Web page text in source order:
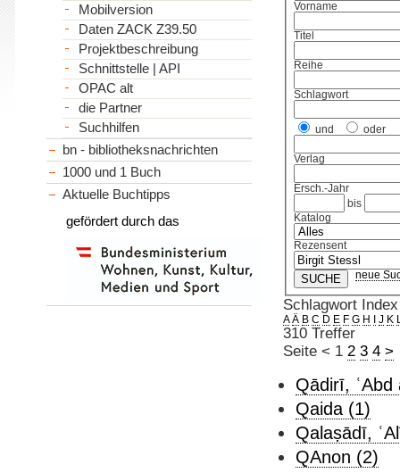
Vorname
Titel
Reihe
Schlagwort
und oder
Verlag
Ersch.-Jahr
bis
Katalog
Rezensent
neue
Schlagwort Index
A Ä B C D E F G H J K
310 Treffer
Seite < 1 2 3 4 >
Qādirī, ʿAbd
Qaida (1)
Qalaṣādī,
QAnon (2)
Mobilversion
Daten ZACK Z39.50
Projektbeschreibung
Schnittstelle | API
OPAC alt
die Partner
Suchhilfen
bn - bibliotheksnachrichten
1000 und 1 Buch
Aktuelle Buchtipps
gefördert durch das